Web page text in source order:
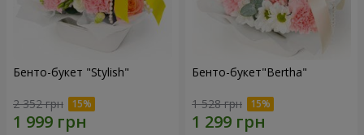
Бенто-букет "Stylish"
2 352 грн
Бенто-букет"Bertha"
1 528 грн